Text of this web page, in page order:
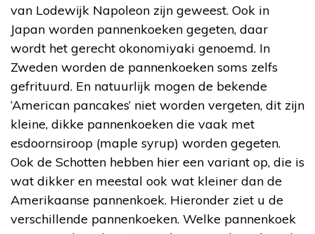
van Lodewijk Napoleon zijn geweest. Ook in
Japan worden pannenkoeken gegeten, daar
wordt het gerecht okonomiyaki genoemd. In
Zweden worden de pannenkoeken soms zelfs
gefrituurd. En natuurlijk mogen de bekende
‘American pancakes’ niet worden vergeten, dit zijn
kleine, dikke pannenkoeken die vaak met
esdoornsiroop (maple syrup) worden gegeten.
Ook de Schotten hebben hier een variant op, die is
wat dikker en meestal ook wat kleiner dan de
Amerikaanse pannenkoek. Hieronder ziet u de
verschillende pannenkoeken. Welke pannenkoek